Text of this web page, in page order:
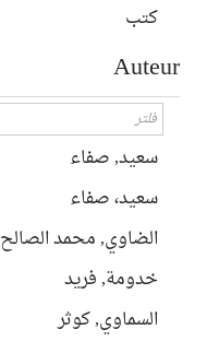
كتب
Auteur
سعيد‏, ‏صفاء‏
سعيد، صفاء
الضاوي, ‏‏محمد الصالح
خدومة, فريد
السماوي‏‏, ‏كوثر‏‏